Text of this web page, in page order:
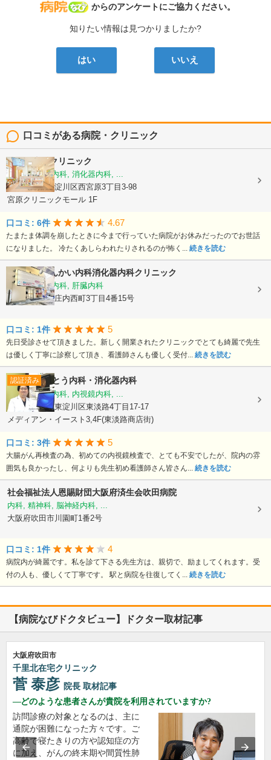
病院なび
からのアンケートにご協力ください。
知りたい情報は見つかりましたか?
はい いいえ
口コミがある病院・クリニック
ひさこ内科クリニック
内科, 呼吸器内科, 消化器内科, ...
大阪府大阪市淀川区西宮原3丁目3-98
宮原クリニックモール 1F
口コミ: 6件 4.67
たまたま体調を崩したときに今まで行っていた病院がお休みだったのでお世話
になりました。 冷たくあしらわれたりされるのが怖く... 続きを読む
庄内駅前しんかい内科消化器内科クリニック
内科, 消化器内科, 肝臓内科
大阪府豊中市庄内西町3丁目4番15号
口コミ: 1件 5
先日受診させて頂きました。新しく開業されたクリニックでとても綺麗で先生
は優しく丁寧に診察して頂き、看護師さんも優しく受付... 続きを読む
認証済み ごとう内科・消化器内科
内科, 消化器内科, 内視鏡内科, ...
大阪府大阪市東淀川区東淡路4丁目17-17
メディアン・イースト3,4F(東淡路商店街)
口コミ: 3件 5
大腸がん再検査の為、初めての内視鏡検査で、とても不安でしたが、院内の雰
囲気も良かったし、何よりも先生初め看護師さん皆さん... 続きを読む
社会福祉法人恩賜財団大阪府済生会吹田病院
内科, 精神科, 脳神経内科, ...
大阪府吹田市川園町1番2号
口コミ: 1件 4
病院内が綺麗です。私を診て下さる先生方は、親切で、励ましてくれます。受
付の人も、優しくて丁寧です。 駅と病院を往復してく... 続きを読む
【病院なびドクタビュー】ドクター取材記事
大阪府吹田市
千里北在宅クリニック
菅 泰彦 院長 取材記事
どのような患者さんが貴院を利用されていますか?
訪問診療の対象となるのは、主に
通院が困難になった方々です。ご
高齢で寝たきりの方や認知症の方
に加え、がんの終末期や間質性肺